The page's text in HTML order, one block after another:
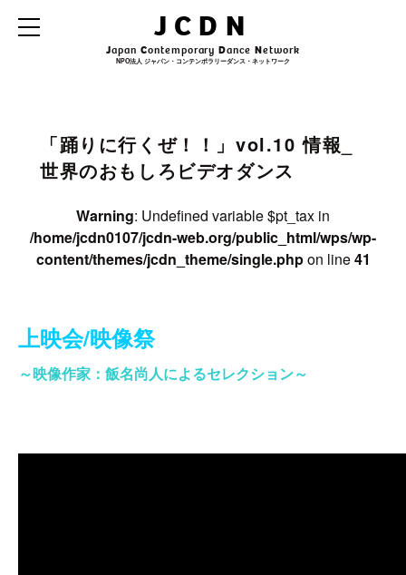
JCDN
Japan ContemporaryDanceNetwork
NPO法人 ジャパン・コンテンポラリーダンス・ネットワーク
/home/jcdn0107/jcdn-web.org/public_html/wps/wp-
content/themes/jcdn_theme/single.php
「踊りに行くぜ！！」vol.10 情報_
世界のおもしろビデオダンス
Warning: Undefined variable $pt_tax in
/home/jcdn0107/jcdn-web.org/public_html/wps/wp-
content/themes/jcdn_theme/single.phpon line41
上映会/映像祭
～映像作家：飯名尚人によるセレクション～